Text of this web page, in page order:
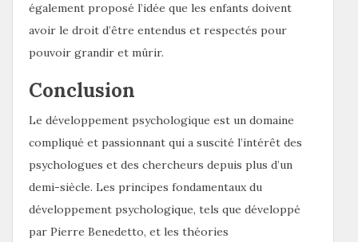
également proposé l’idée que les enfants doivent
avoir le droit d’être entendus et respectés pour
pouvoir grandir et mûrir.
Conclusion
Le développement psychologique est un domaine
compliqué et passionnant qui a suscité l’intérêt des
psychologues et des chercheurs depuis plus d’un
demi-siècle. Les principes fondamentaux du
développement psychologique, tels que développé
par Pierre Benedetto, et les théories